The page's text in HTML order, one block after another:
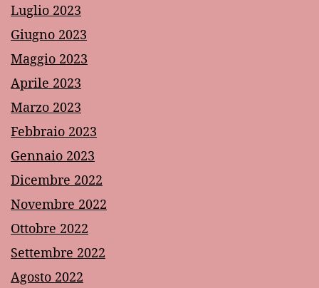
Luglio 2023
Giugno 2023
Maggio 2023
Aprile 2023
Marzo 2023
Febbraio 2023
Gennaio 2023
Dicembre 2022
Novembre 2022
Ottobre 2022
Settembre 2022
Agosto 2022